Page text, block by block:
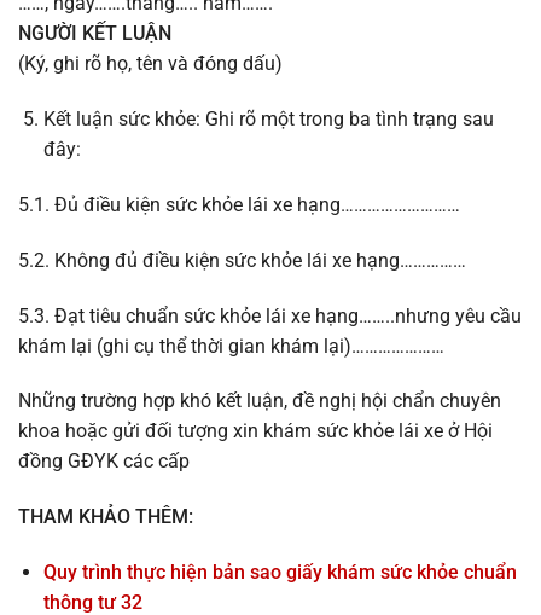
NGƯỜI KẾT LUẬN
(Ký, ghi rõ họ, tên và đóng dấu)
Kết luận sức khỏe: Ghi rõ một trong ba tình trạng sau
đây:
5.1. Đủ điều kiện sức khỏe lái xe hạng………………………
5.2. Không đủ điều kiện sức khỏe lái xe hạng……………
5.3. Đạt tiêu chuẩn sức khỏe lái xe hạng……..nhưng yêu cầu
khám lại (ghi cụ thể thời gian khám lại)…………………
Những trường hợp khó kết luận, đề nghị hội chẩn chuyên
khoa hoặc gửi đối tượng xin khám sức khỏe lái xe ở Hội
đồng GĐYK các cấp
THAM KHẢO THÊM:
Quy trình thực hiện bản sao giấy khám sức khỏe chuẩn
thông tư 32